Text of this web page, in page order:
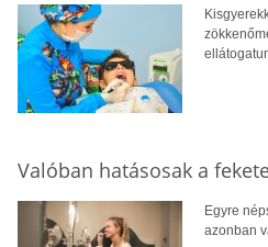
Valóban hatásosak a
Egyre
azonban